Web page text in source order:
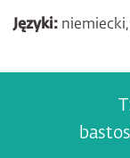
Języki: